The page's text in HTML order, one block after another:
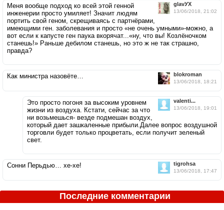
glavУХ
13/06/2018, 21:02
Меня вообще подход ко всей этой генной
инженерии просто умиляет! Значит людям
портить свой геном, скрещиваясь с партнёрами,
имеющими ген. заболевания и просто «не очень умными»-можно, а
вот если к капусте ген паука вкорячат...«ну, что вы! Козлёночком
станешь!» Раньше дебилом станешь, но это ж не так страшно,
правда?
blokroman
13/06/2018, 18:21
Как министра назовёте…
valenti...
13/06/2018, 19:01
Это просто погоня за высоким уровнем
жизни из воздуха. Кстати, сейчас за что
ни возьмешься- везде подмешан воздух,
который дает зашкаленные прибыли.Далее вопрос воздушной
торговли будет только процветать, если получит зеленый
свет.
tigrohsa
13/06/2018, 17:47
Сонни Перьдью… хе-хе!
Последние комментарии